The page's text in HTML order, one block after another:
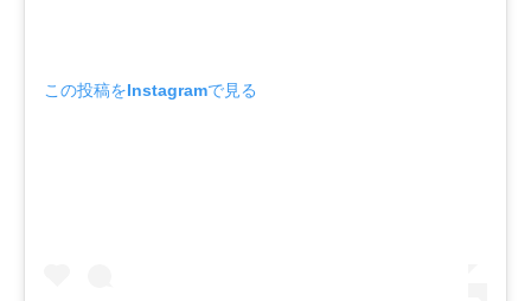
この投稿をInstagramで見る